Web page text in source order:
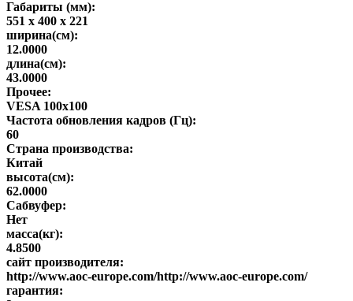
Габариты (мм):
551 x 400 x 221
ширина(см):
12.0000
длина(см):
43.0000
Прочее:
VESA 100x100
Частота обновления кадров (Гц):
60
Страна производства:
Китай
высота(см):
62.0000
Сабвуфер:
Нет
масса(кг):
4.8500
сайт производителя:
http://www.aoc-europe.com/http://www.aoc-europe.com/
гарантия: